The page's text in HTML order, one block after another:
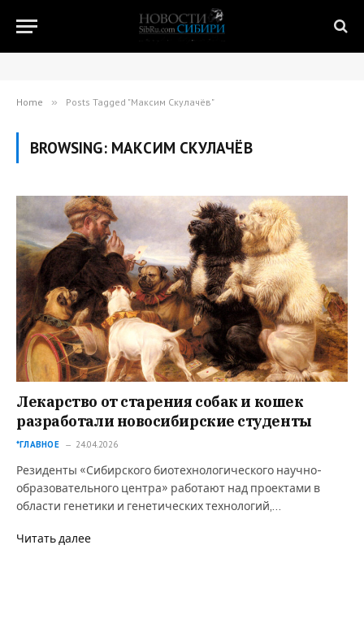
Home » Posts Tagged "Максим Скулачёв"
BROWSING: МАКСИМ СКУЛАЧЁВ
Лекарство от старения собак и кошек
разработали новосибирские студенты
*ГЛАВНОЕ 24.04.2026
Резиденты «Сибирского биотехнологического научно-
образовательного центра» работают над проектами в
области генетики и генетических технологий,…
Читать далее